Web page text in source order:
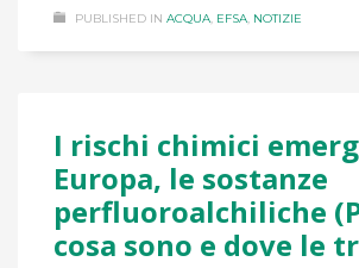
PUBLISHED IN ACQUA, EFSA, NOTIZIE
I rischi chimici
Europa, le sostanze
perfluoroalchiliche
cosa sono e dove le